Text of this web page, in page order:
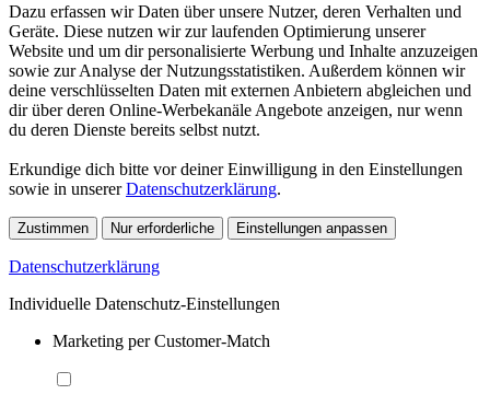
Dazu erfassen wir Daten über unsere Nutzer, deren Verhalten und
Geräte. Diese nutzen wir zur laufenden Optimierung unserer
Website und um dir personalisierte Werbung und Inhalte anzuzeigen
sowie zur Analyse der Nutzungsstatistiken. Außerdem können wir
deine verschlüsselten Daten mit externen Anbietern abgleichen und
dir über deren Online-Werbekanäle Angebote anzeigen, nur wenn
du deren Dienste bereits selbst nutzt.
Erkundige dich bitte vor deiner Einwilligung in den Einstellungen
sowie in unsererDatenschutzerklärung.
Zustimmen Nur erforderliche Einstellungen anpassen
Datenschutzerklärung
Individuelle Datenschutz-Einstellungen
Marketing per Customer-Match